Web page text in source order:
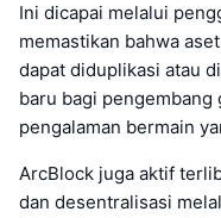
Ini dicapai melalui
memastikan bahwa
dapat diduplikasi atau
baru bagi pengembang
pengalaman bermain
ArcBlock juga aktif
dan desentralisasi